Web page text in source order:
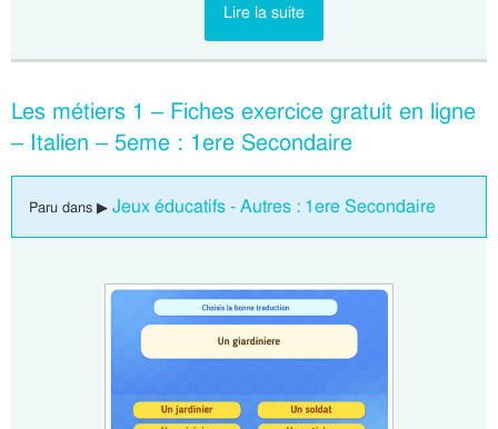
Lire la suite
Les métiers 1 – Fiches exercice gratuit en ligne
– Italien – 5eme : 1ere Secondaire
Paru dans ▶ Jeux éducatifs - Autres : 1ere Secondaire